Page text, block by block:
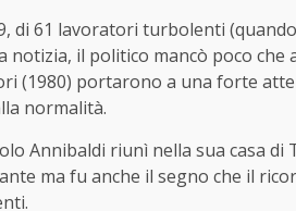
di 61 lavoratori turbolenti
notizia, il politico mancò poco che
(1980) portarono a una forte
normalità.
Annibaldi riunì nella sua casa
ma fu anche il segno che il